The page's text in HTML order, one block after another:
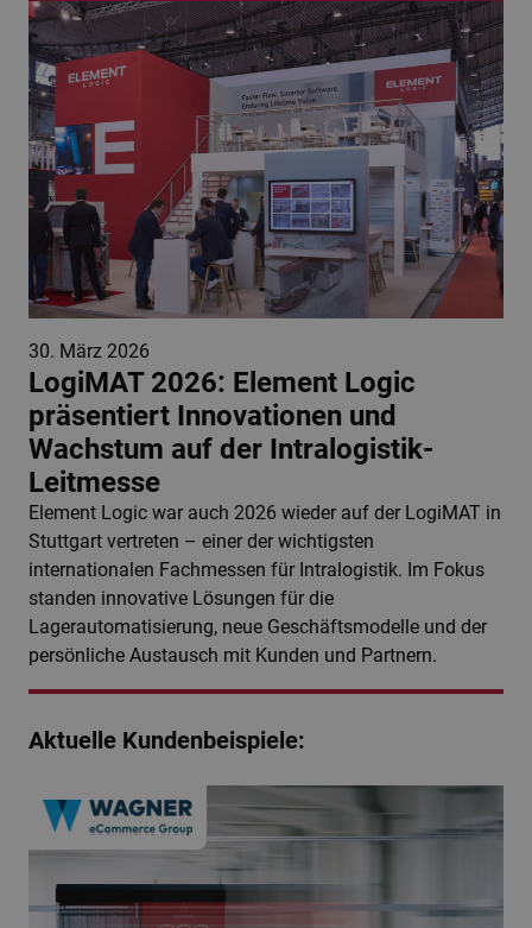
30. März 2026
LogiMAT 2026: Element Logic
präsentiert Innovationen und
Wachstum auf der Intralogistik-
Leitmesse
Element Logic war auch 2026 wieder auf der LogiMAT in
Stuttgart vertreten – einer der wichtigsten
internationalen Fachmessen für Intralogistik. Im Fokus
standen innovative Lösungen für die
Lagerautomatisierung, neue Geschäftsmodelle und der
persönliche Austausch mit Kunden und Partnern.
Aktuelle Kundenbeispiele: